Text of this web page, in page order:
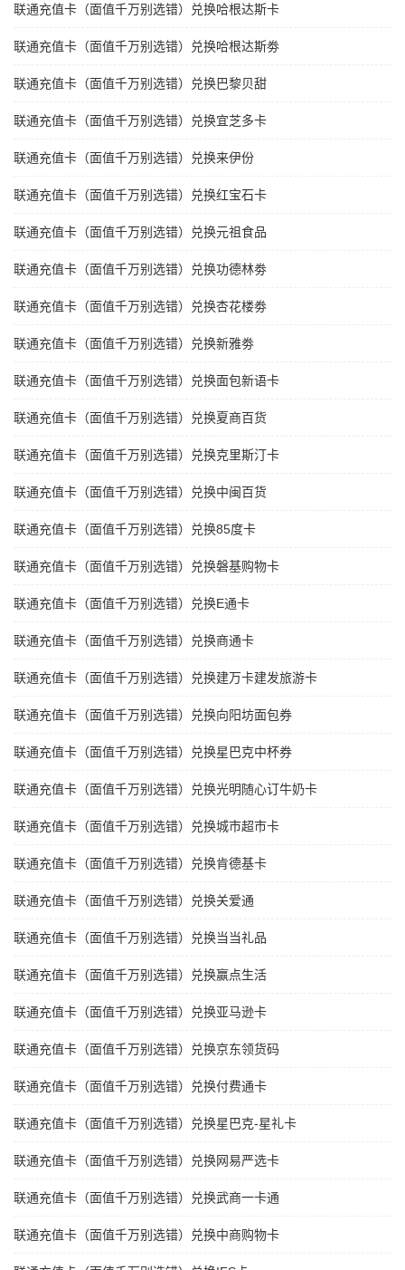
联通充值卡（面值千万别选错）兑换哈根达斯卡
联通充值卡（面值千万别选错）兑换哈根达斯劵
联通充值卡（面值千万别选错）兑换巴黎贝甜
联通充值卡（面值千万别选错）兑换宜芝多卡
联通充值卡（面值千万别选错）兑换来伊份
联通充值卡（面值千万别选错）兑换红宝石卡
联通充值卡（面值千万别选错）兑换元祖食品
联通充值卡（面值千万别选错）兑换功德林劵
联通充值卡（面值千万别选错）兑换杏花楼劵
联通充值卡（面值千万别选错）兑换新雅劵
联通充值卡（面值千万别选错）兑换面包新语卡
联通充值卡（面值千万别选错）兑换夏商百货
联通充值卡（面值千万别选错）兑换克里斯汀卡
联通充值卡（面值千万别选错）兑换中闽百货
联通充值卡（面值千万别选错）兑换85度卡
联通充值卡（面值千万别选错）兑换磐基购物卡
联通充值卡（面值千万别选错）兑换E通卡
联通充值卡（面值千万别选错）兑换商通卡
联通充值卡（面值千万别选错）兑换建万卡建发旅游卡
联通充值卡（面值千万别选错）兑换向阳坊面包券
联通充值卡（面值千万别选错）兑换星巴克中杯券
联通充值卡（面值千万别选错）兑换光明随心订牛奶卡
联通充值卡（面值千万别选错）兑换城市超市卡
联通充值卡（面值千万别选错）兑换肯德基卡
联通充值卡（面值千万别选错）兑换关爱通
联通充值卡（面值千万别选错）兑换当当礼品
联通充值卡（面值千万别选错）兑换赢点生活
联通充值卡（面值千万别选错）兑换亚马逊卡
联通充值卡（面值千万别选错）兑换京东领货码
联通充值卡（面值千万别选错）兑换付费通卡
联通充值卡（面值千万别选错）兑换星巴克-星礼卡
联通充值卡（面值千万别选错）兑换网易严选卡
联通充值卡（面值千万别选错）兑换武商一卡通
联通充值卡（面值千万别选错）兑换中商购物卡